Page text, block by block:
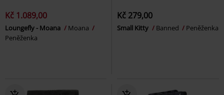
Kč 1.089,00
Loungefly - Moana
Moana
Peněženka
Kč 279,00
Small Kitty Banned Peněženka